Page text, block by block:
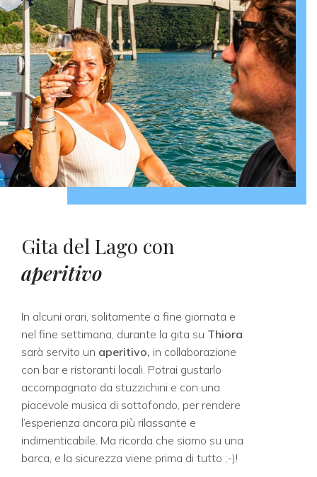
Gita del Lago con
aperitivo
In alcuni orari, solitamente a fine giornata e
nel fine settimana, durante la gita su Thiora
sarà servito un aperitivo, in collaborazione
con bar e ristoranti locali. Potrai gustarlo
accompagnato da stuzzichini e con una
piacevole musica di sottofondo, per rendere
l’esperienza ancora più rilassante e
indimenticabile. Ma ricorda che siamo su una
barca, e la sicurezza viene prima di tutto ;-)!